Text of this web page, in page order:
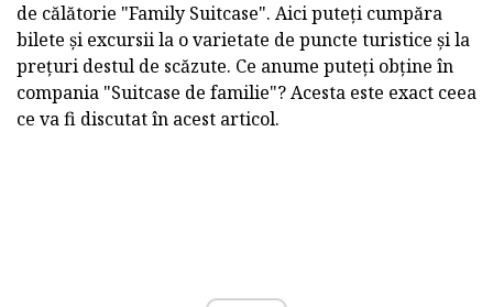
de călătorie "Family Suitcase". Aici puteți cumpăra
bilete și excursii la o varietate de puncte turistice și la
prețuri destul de scăzute. Ce anume puteți obține în
compania "Suitcase de familie"? Acesta este exact ceea
ce va fi discutat în acest articol.